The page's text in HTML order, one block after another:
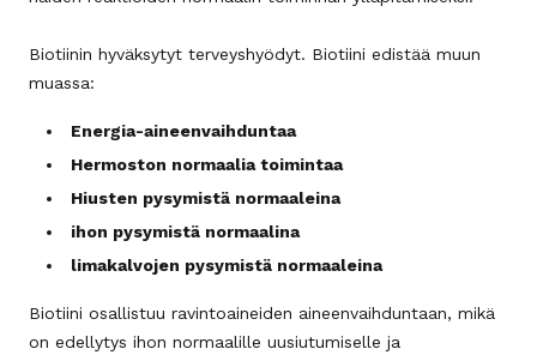
Biotiinin hyväksytyt terveyshyödyt. Biotiini edistää muun
muassa:
Energia-aineenvaihduntaa
Hermoston normaalia toimintaa
Hiusten pysymistä normaaleina
ihon pysymistä normaalina
limakalvojen pysymistä normaaleina
Biotiini osallistuu ravintoaineiden aineenvaihduntaan, mikä
on edellytys ihon normaalille uusiutumiselle ja